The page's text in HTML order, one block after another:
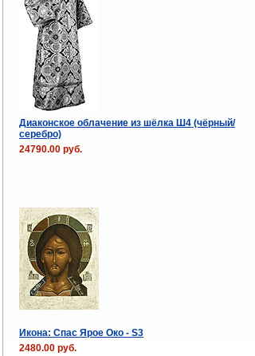
Диаконское облачение из шёлка Ш4 (чёрный/
серебро)
24790.00 руб.
Икона: Спас Ярое Око - S3
2480.00 руб.